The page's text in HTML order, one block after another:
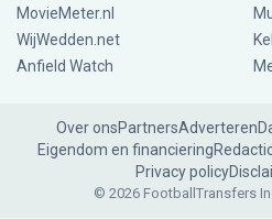
MovieMeter.nl
WijWedden.net
Anfield Watch
Over onsPartnersAdverteren
Eigendom en financiering
Privacy policy
© 2026 FootballTransfers